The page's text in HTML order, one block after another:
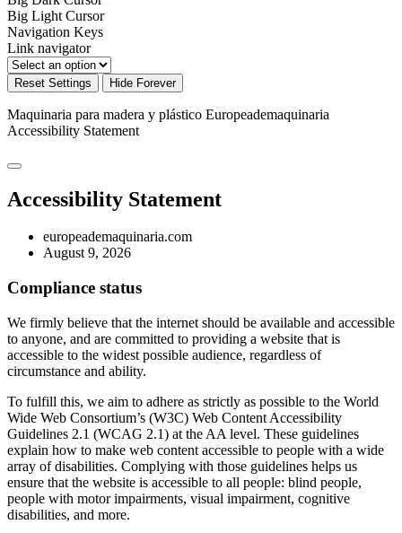
Big Light Cursor
Navigation Keys
Link navigator
Reset Settings Hide Forever
Maquinaria para madera y plástico Europeademaquinaria
Accessibility Statement
Accessibility Statement
europeademaquinaria.com
August 9, 2026
Compliance status
We firmly believe that the internet should be available and accessible
to anyone, and are committed to providing a website that is
accessible to the widest possible audience, regardless of
circumstance and ability.
To fulfill this, we aim to adhere as strictly as possible to the World
Wide Web Consortium’s (W3C) Web Content Accessibility
Guidelines 2.1 (WCAG 2.1) at the AA level. These guidelines
explain how to make web content accessible to people with a wide
array of disabilities. Complying with those guidelines helps us
ensure that the website is accessible to all people: blind people,
people with motor impairments, visual impairment, cognitive
disabilities, and more.